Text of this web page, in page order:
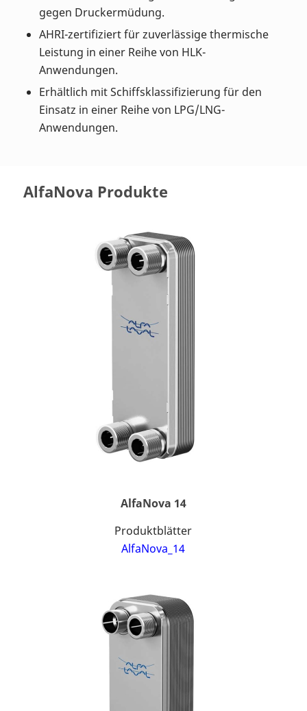
gegen Druckermüdung.
AHRI-zertifiziert für zuverlässige thermische
Leistung in einer Reihe von HLK-
Anwendungen.
Erhältlich mit Schiffsklassifizierung für den
Einsatz in einer Reihe von LPG/LNG-
Anwendungen.
AlfaNova Produkte
AlfaNova 14
Produktblätter
AlfaNova_14